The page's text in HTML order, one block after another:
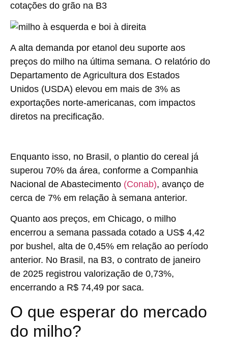
cotações do grão na B3
A alta demanda por etanol deu suporte aos
preços do milho na última semana. O relatório do
Departamento de Agricultura dos Estados
Unidos (USDA) elevou em mais de 3% as
exportações norte-americanas, com impactos
diretos na precificação.
Enquanto isso, no Brasil, o plantio do cereal já
superou 70% da área, conforme a Companhia
Nacional de Abastecimento (Conab), avanço de
cerca de 7% em relação à semana anterior.
Quanto aos preços, em Chicago, o milho
encerrou a semana passada cotado a US$ 4,42
por bushel, alta de 0,45% em relação ao período
anterior. No Brasil, na B3, o contrato de janeiro
de 2025 registrou valorização de 0,73%,
encerrando a R$ 74,49 por saca.
O que esperar do mercado
do milho?